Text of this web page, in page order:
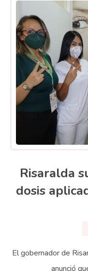
Risaralda
dosis
El gobernador de
anunció